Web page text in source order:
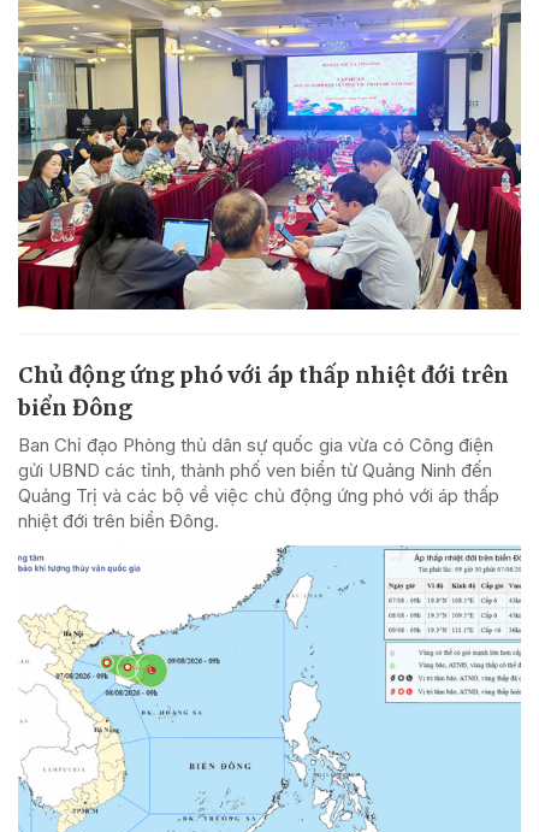
Chủ động ứng phó với áp thấp nhiệt đới trên
biển Đông
Ban Chỉ đạo Phòng thủ dân sự quốc gia vừa có Công điện
gửi UBND các tỉnh, thành phố ven biển từ Quảng Ninh đến
Quảng Trị và các bộ về việc chủ động ứng phó với áp thấp
nhiệt đới trên biển Đông.